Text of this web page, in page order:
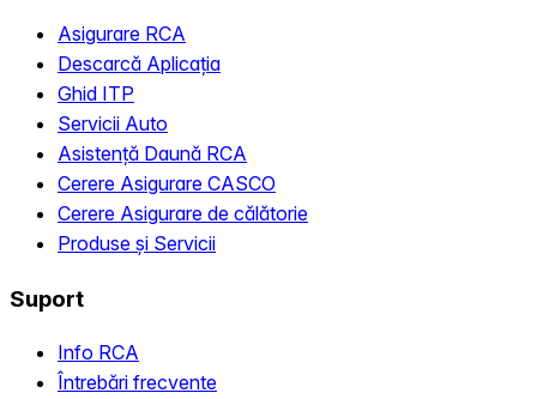
Asigurare RCA
Descarcă Aplicația
Ghid ITP
Servicii Auto
Asistență Daună RCA
Cerere Asigurare CASCO
Cerere Asigurare de călătorie
Produse și Servicii
Suport
Info RCA
Întrebări frecvente